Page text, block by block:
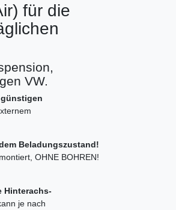
für die
VW.
Beladungszustand!
OHNE BOHREN!
Hinterachs-
je nach